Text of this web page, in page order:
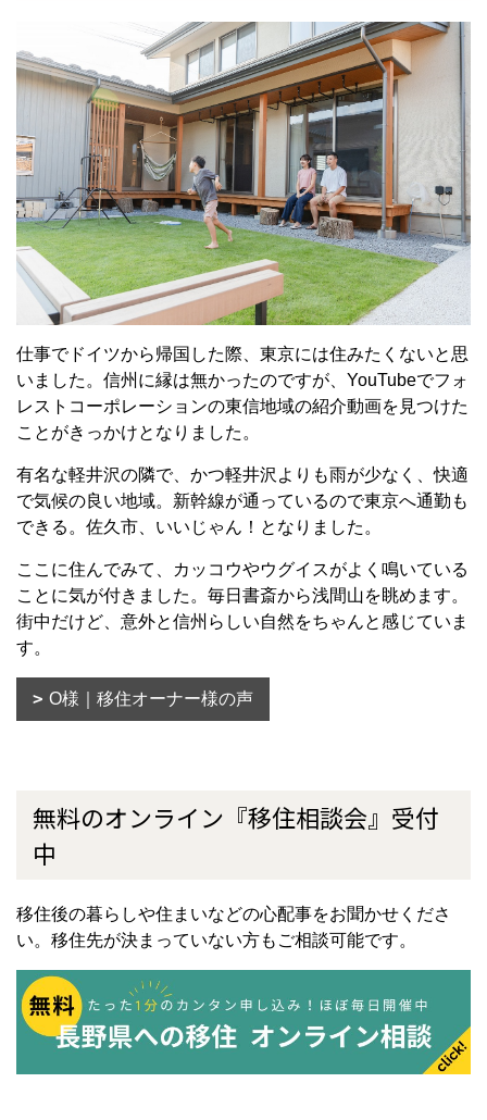
仕事でドイツから帰国した際、東京には住みたくないと思
いました。信州に縁は無かったのですが、YouTubeでフォ
レストコーポレーションの東信地域の紹介動画を見つけた
ことがきっかけとなりました。
有名な軽井沢の隣で、かつ軽井沢よりも雨が少なく、快適
で気候の良い地域。新幹線が通っているので東京へ通勤も
できる。佐久市、いいじゃん！となりました。
ここに住んでみて、カッコウやウグイスがよく鳴いている
ことに気が付きました。毎日書斎から浅間山を眺めます。
街中だけど、意外と信州らしい自然をちゃんと感じていま
す。
O様｜移住オーナー様の声
無料のオンライン『移住相談会』受付
中
移住後の暮らしや住まいなどの心配事をお聞かせくださ
い。移住先が決まっていない方もご相談可能です。